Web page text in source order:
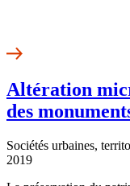
Altération
des
Sociétés urbaines,
2019